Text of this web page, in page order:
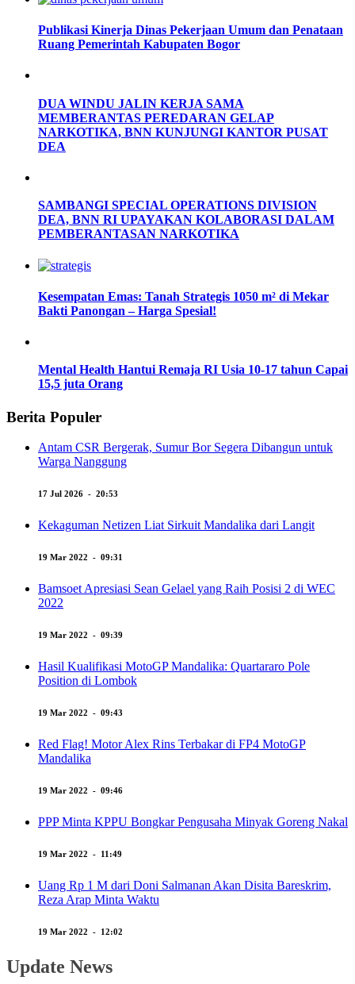
Publikasi Kinerja Dinas Pekerjaan Umum dan Penataan
Ruang Pemerintah Kabupaten Bogor
DUA WINDU JALIN KERJA SAMA
MEMBERANTAS PEREDARAN GELAP
NARKOTIKA, BNN KUNJUNGI KANTOR PUSAT
DEA
SAMBANGI SPECIAL OPERATIONS DIVISION
DEA, BNN RI UPAYAKAN KOLABORASI DALAM
PEMBERANTASAN NARKOTIKA
Kesempatan Emas: Tanah Strategis 1050 m² di Mekar
Bakti Panongan – Harga Spesial!
Mental Health Hantui Remaja RI Usia 10-17 tahun Capai
15,5 juta Orang
Berita Populer
Antam CSR Bergerak, Sumur Bor Segera Dibangun untuk
Warga Nanggung
17 Jul 2026 - 20:53
Kekaguman Netizen Liat Sirkuit Mandalika dari Langit
19 Mar 2022 - 09:31
Bamsoet Apresiasi Sean Gelael yang Raih Posisi 2 di WEC
2022
19 Mar 2022 - 09:39
Hasil Kualifikasi MotoGP Mandalika: Quartararo Pole
Position di Lombok
19 Mar 2022 - 09:43
Red Flag! Motor Alex Rins Terbakar di FP4 MotoGP
Mandalika
19 Mar 2022 - 09:46
PPP Minta KPPU Bongkar Pengusaha Minyak Goreng Nakal
19 Mar 2022 - 11:49
Uang Rp 1 M dari Doni Salmanan Akan Disita Bareskrim,
Reza Arap Minta Waktu
19 Mar 2022 - 12:02
Update News